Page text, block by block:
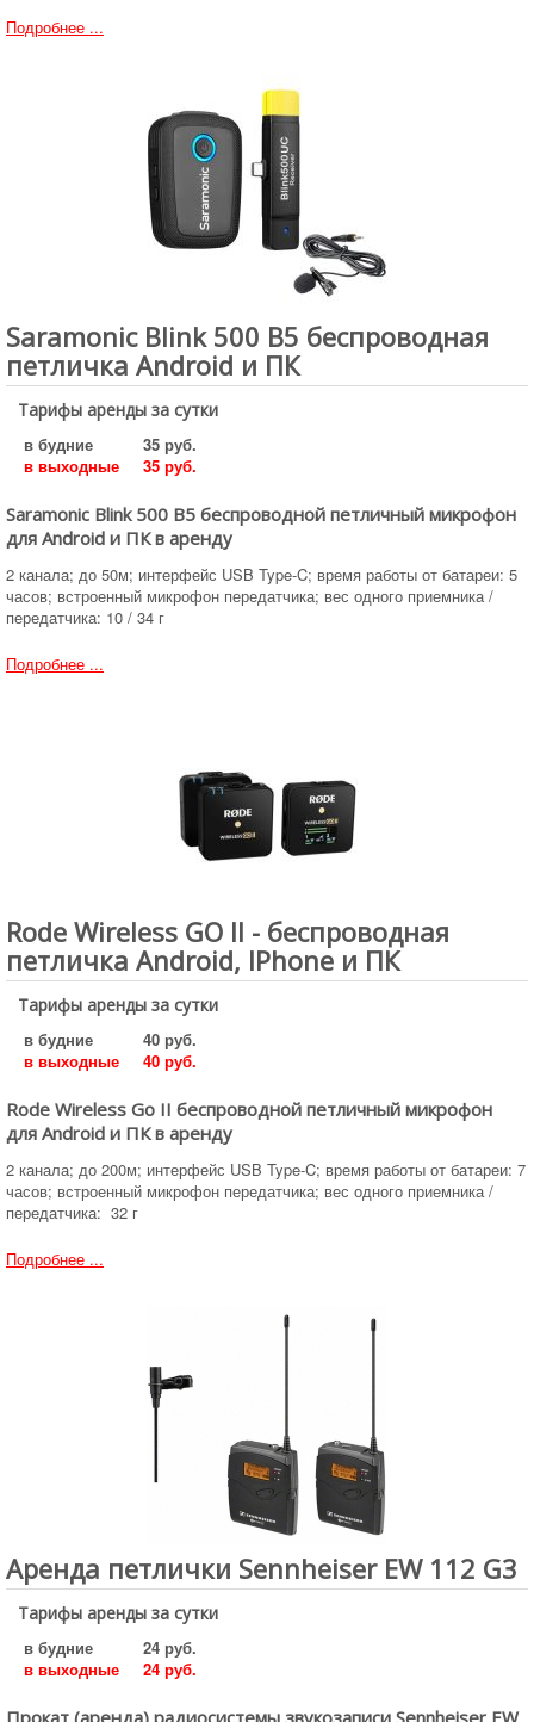
Подробнее ...
Saramonic Blink 500 B5 беспроводная
петличка Android и ПК
Тарифы аренды за сутки
в будние
35 руб.
в выходные
35 руб.
Saramonic Blink 500 B5 беспроводной петличный микрофон
для Android и ПК в аренду
2 канала; до 50м; интерфейс USB Type-C; время работы от батареи: 5
часов; встроенный микрофон передатчика; вес одного приемника /
передатчика: 10 / 34 г
Подробнее ...
Rode Wireless GO II - беспроводная
петличка Android, IPhone и ПК
Тарифы аренды за сутки
в будние
40 руб.
в выходные
40 руб.
Rode Wireless Go II беспроводной петличный микрофон
для Android и ПК в аренду
2 канала; до 200м; интерфейс USB Type-C; время работы от батареи: 7
часов; встроенный микрофон передатчика; вес одного приемника /
передатчика: 32 г
Подробнее ...
Аренда петлички Sennheiser EW 112 G3
Тарифы аренды за сутки
в будние
24 руб.
в выходные
24 руб.